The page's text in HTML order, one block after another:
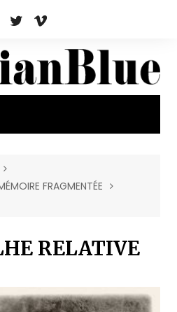
FRAGMENTÉE
RELATIVE